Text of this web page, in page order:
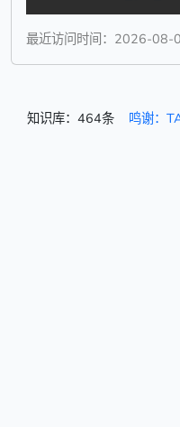
最近访问时间：2026-08-
知识库：464条 鸣谢：